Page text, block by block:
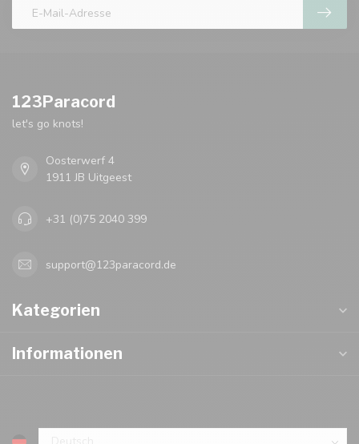
123Paracord
let's go knots!
Oosterwerf 4
1911 JB Uitgeest
+31 (0)75 2040 399
support@123paracord.de
Kategorien
Informationen